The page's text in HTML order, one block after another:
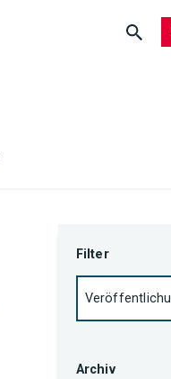
Filter
Archiv